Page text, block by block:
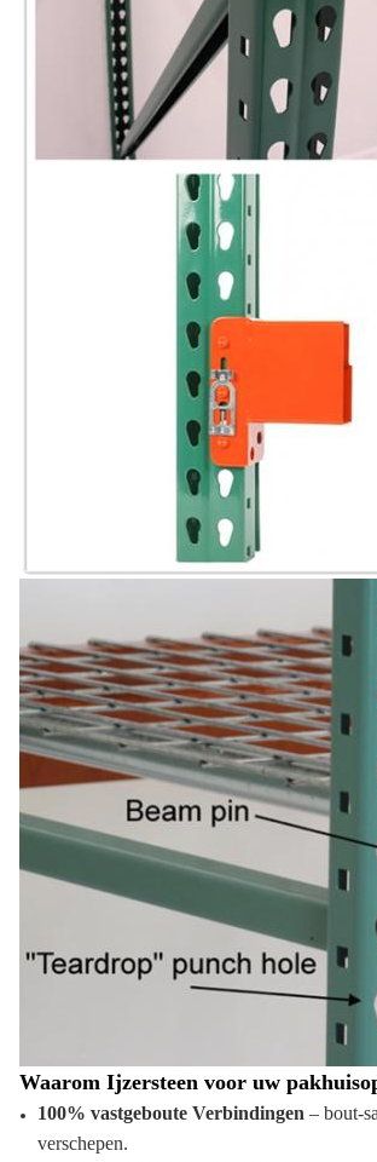
Waarom Ijzersteen voor uw
100% vastgeboute Verbindingen – bout-
verschepen.